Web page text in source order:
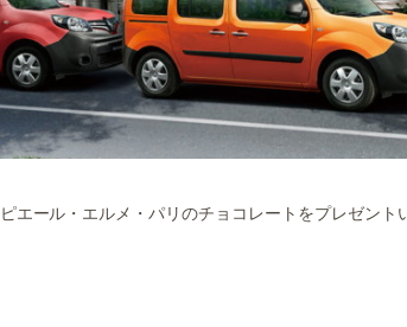
エール・エルメ・パリのチョコレートをプレゼント